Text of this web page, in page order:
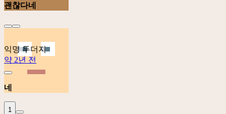
괜찮다네
익명 두더지
약 2년 전
네
1